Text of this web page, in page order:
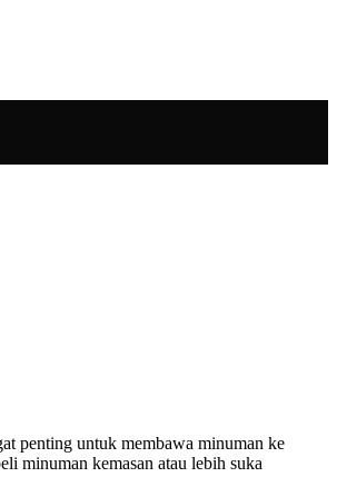
penting untuk membawa minuman ke
minuman kemasan atau lebih suka